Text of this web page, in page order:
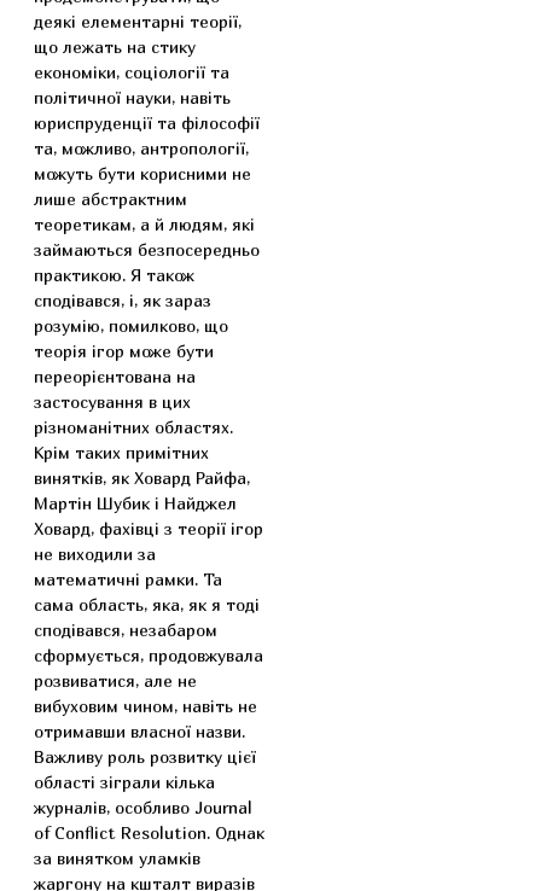
деякі елементарні теорії,
що лежать на стику
економіки, соціології та
політичної науки, навіть
юриспруденції та філософії
та, можливо, антропології,
можуть бути корисними не
лише абстрактним
теоретикам, а й людям, які
займаються безпосередньо
практикою. Я також
сподівався, і, як зараз
розумію, помилково, що
теорія ігор може бути
переорієнтована на
застосування в цих
різноманітних областях.
Крім таких примітних
винятків, як Ховард Райфа,
Мартін Шубик і Найджел
Ховард, фахівці з теорії ігор
не виходили за
математичні рамки. Та
сама область, яка, як я тоді
сподівався, незабаром
сформується, продовжувала
розвиватися, але не
вибуховим чином, навіть не
отримавши власної назви.
Важливу роль розвитку цієї
області зіграли кілька
журналів, особливо Journal
of Conflict Resolution. Однак
за винятком уламків
жаргону на кшталт виразів